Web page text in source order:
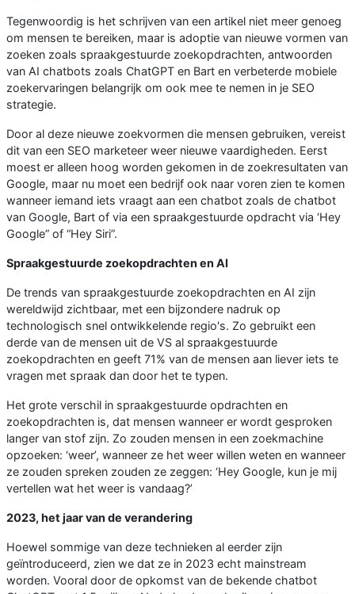
Tegenwoordig is het schrijven van een artikel niet meer genoeg
om mensen te bereiken, maar is adoptie van nieuwe vormen van
zoeken zoals spraakgestuurde zoekopdrachten, antwoorden
van AI chatbots zoals ChatGPT en Bart en verbeterde mobiele
zoekervaringen belangrijk om ook mee te nemen in je SEO
strategie.
Door al deze nieuwe zoekvormen die mensen gebruiken, vereist
dit van een SEO marketeer weer nieuwe vaardigheden. Eerst
moest er alleen hoog worden gekomen in de zoekresultaten van
Google, maar nu moet een bedrijf ook naar voren zien te komen
wanneer iemand iets vraagt aan een chatbot zoals de chatbot
van Google, Bart of via een spraakgestuurde opdracht via ‘Hey
Google” of “Hey Siri”.
Spraakgestuurde zoekopdrachten en AI
De trends van spraakgestuurde zoekopdrachten en AI zijn
wereldwijd zichtbaar, met een bijzondere nadruk op
technologisch snel ontwikkelende regio's. Zo gebruikt een
derde van de mensen uit de VS al spraakgestuurde
zoekopdrachten en geeft 71% van de mensen aan liever iets te
vragen met spraak dan door het te typen.
Het grote verschil in spraakgestuurde opdrachten en
zoekopdrachten is, dat mensen wanneer er wordt gesproken
langer van stof zijn. Zo zouden mensen in een zoekmachine
opzoeken: ‘weer’, wanneer ze het weer willen weten en wanneer
ze zouden spreken zouden ze zeggen: ‘Hey Google, kun je mij
vertellen wat het weer is vandaag?’
2023, het jaar van de verandering
Hoewel sommige van deze technieken al eerder zijn
geïntroduceerd, zien we dat ze in 2023 echt mainstream
worden. Vooral door de opkomst van de bekende chatbot